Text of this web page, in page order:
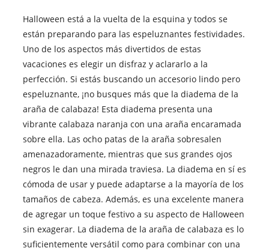
Halloween está a la vuelta de la esquina y todos se
están preparando para las espeluznantes festividades.
Uno de los aspectos más divertidos de estas
vacaciones es elegir un disfraz y aclararlo a la
perfección. Si estás buscando un accesorio lindo pero
espeluznante, ¡no busques más que la diadema de la
araña de calabaza! Esta diadema presenta una
vibrante calabaza naranja con una araña encaramada
sobre ella. Las ocho patas de la araña sobresalen
amenazadoramente, mientras que sus grandes ojos
negros le dan una mirada traviesa. La diadema en sí es
cómoda de usar y puede adaptarse a la mayoría de los
tamaños de cabeza. Además, es una excelente manera
de agregar un toque festivo a su aspecto de Halloween
sin exagerar. La diadema de la araña de calabaza es lo
suficientemente versátil como para combinar con una